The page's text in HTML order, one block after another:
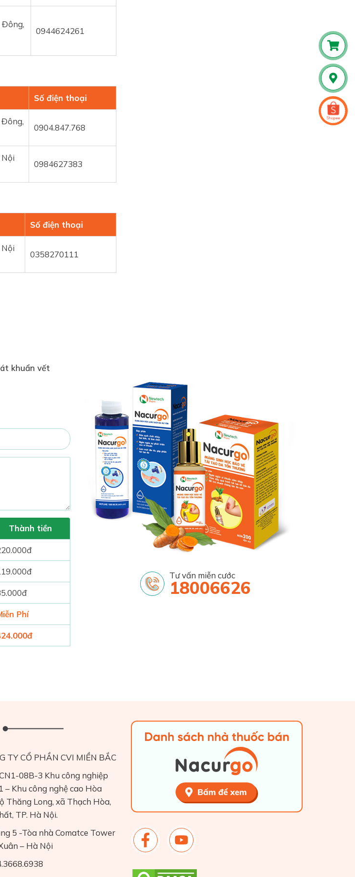
Đông,
0944624261
Số điện thoại
Đông,
0904.847.768
0984627383
Số điện thoại
0358270111
khuẩn vết
Thành tiền
đ
đ
đ
Phí
đ
Tư vấn miễn cước
18006626
TY CỔ PHẦN CVI MIỀN BẮC
08B-3 Khu công nghiệp
– Khu công nghệ cao Hòa
Thăng Long, xã Thạch Hòa,
TP. Hà Nội.
5 -Tòa nhà Comatce Tower
– Hà Nội